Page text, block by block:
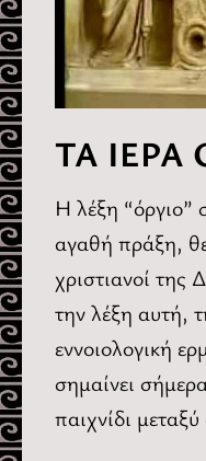
ΤΑ ΙΕΡΑ
Η λέξη “όργιο”
αγαθή πράξη,
χριστιανοί
την λέξη αυτή,
εννοιολογική
σημαίνει
παιχνίδι